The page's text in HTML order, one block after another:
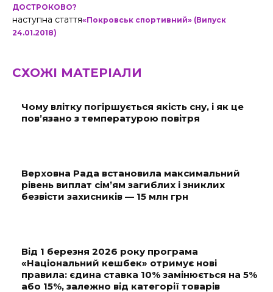
ДОСТРОКОВО?
наступна стаття«Покровськ спортивний» (Випуск
24.01.2018)
СХОЖІ МАТЕРІАЛИ
Чому влітку погіршується якість сну, і як це
пов’язано з температурою повітря
Верховна Рада встановила максимальний
рівень виплат сім’ям загиблих і зниклих
безвісти захисників — 15 млн грн
Від 1 березня 2026 року програма
«Національний кешбек» отримує нові
правила: єдина ставка 10% замінюється на 5%
або 15%, залежно від категорії товарів